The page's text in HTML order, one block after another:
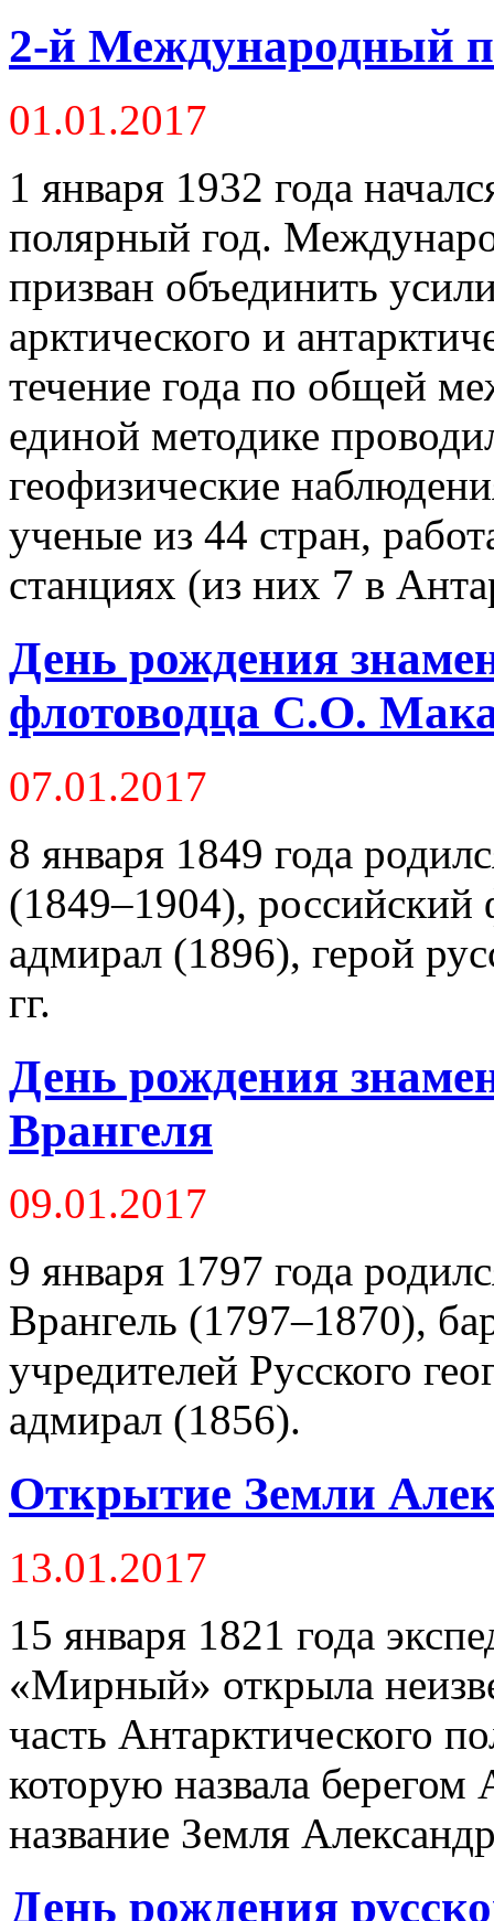
2-й Международный
01.01.2017
1 января 1932 года
полярный год.
призван объединить
арктического и
течение года по общей
единой методике
геофизические
ученые из 44 стран,
станциях (из них 7 в
День рождения
флотоводца С.О.
07.01.2017
8 января 1849 года
(1849–1904), российский
адмирал (1896), герой
гг.
День рождения
Врангеля
09.01.2017
9 января 1797 года
Врангель (1797–1870),
учредителей Русского
адмирал (1856).
Открытие Земли
13.01.2017
15 января 1821 года
«Мирный» открыла
часть Антарктического
которую назвала берегом
название Земля
День рождения